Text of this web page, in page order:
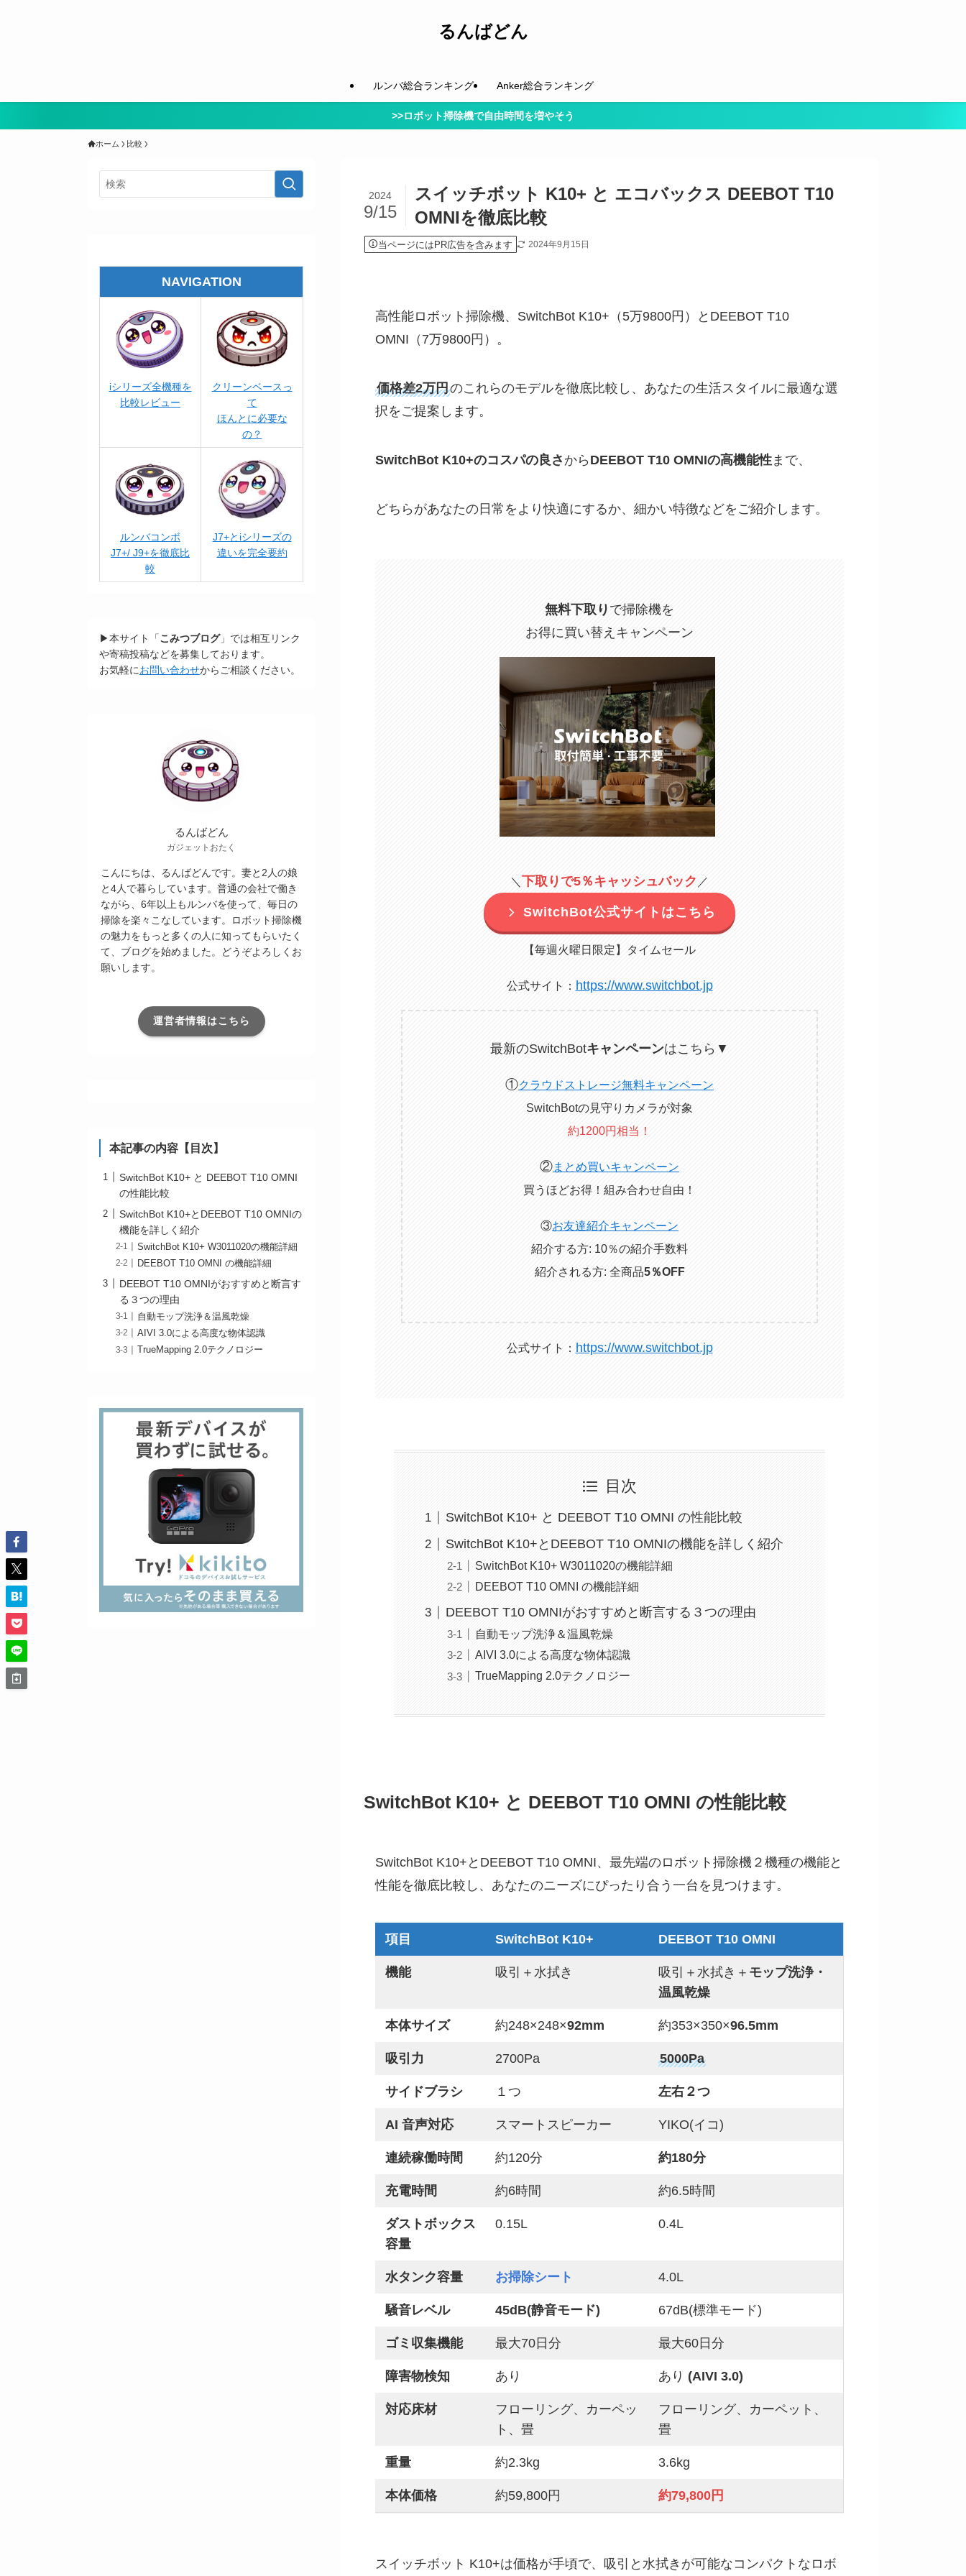
るんばどん
ルンバ総合ランキング Anker総合ランキング
>>ロボット掃除機で自由時間を増やそう
ホーム 比較
スイッチボット K10+ と エコバックス DEEBOT T10
OMNIを徹底比較
2024
9/15
当ページにはPR広告を含みます 2024年9月15日
高性能ロボット掃除機、SwitchBot K10+（5万9800円）とDEEBOT T10
OMNI（7万9800円）。
価格差2万円のこれらのモデルを徹底比較し、あなたの生活スタイルに最適な選
択をご提案します。
SwitchBot K10+のコスパの良さ から DEEBOT T10 OMNIの高機能性まで、
どちらがあなたの日常をより快適にするか、細かい特徴などをご紹介します。
無料下取り で掃除機を
お得に買い替えキャンペーン
＼ 下取りで5％キャッシュバック ／
SwitchBot公式サイトはこちら
【毎週火曜日限定】タイムセール
公式サイト： https://www.switchbot.jp
最新のSwitchBotキャンペーンはこちら▼
①クラウドストレージ無料キャンペーン
SwitchBotの見守りカメラが対象
約1200円相当！
②まとめ買いキャンペーン
買うほどお得！組み合わせ自由！
③お友達紹介キャンペーン
紹介する方: 10％の紹介手数料
紹介される方: 全商品5％OFF
公式サイト： https://www.switchbot.jp
目次
SwitchBot K10+ と DEEBOT T10 OMNI の性能比較
SwitchBot K10+とDEEBOT T10 OMNIの機能を詳しく紹介
SwitchBot K10+ W3011020の機能詳細
DEEBOT T10 OMNI の機能詳細
DEEBOT T10 OMNIがおすすめと断言する３つの理由
自動モップ洗浄＆温風乾燥
AIVI 3.0による高度な物体認識
TrueMapping 2.0テクノロジー
SwitchBot K10+ と DEEBOT T10 OMNI の性能比較
SwitchBot K10+とDEEBOT T10 OMNI、最先端のロボット掃除機２機種の機能と
性能を徹底比較し、あなたのニーズにぴったり合う一台を見つけます。
項目 SwitchBot K10+ DEEBOT T10 OMNI
機能 吸引＋水拭き 吸引＋水拭き＋ モップ洗浄・
温風乾燥
本体サイズ 約248×248×92mm 約353×350×96.5mm
吸引力 2700Pa 5000Pa
サイドブラシ １つ 左右２つ
AI 音声対応 スマートスピーカー YIKO(イコ)
連続稼働時間 約120分 約180分
充電時間 約6時間 約6.5時間
ダストボックス
容量
0.15L 0.4L
水タンク容量 お掃除シート 4.0L
騒音レベル 45dB(静音モード) 67dB(標準モード)
ゴミ収集機能 最大70日分 最大60日分
障害物検知 あり あり (AIVI 3.0)
対応床材
フローリング、カーペッ
ト、畳
フローリング、カーペット、
畳
重量 約2.3kg 3.6kg
本体価格 約59,800円 約79,800円
スイッチボット K10+は価格が手頃で、吸引と水拭きが可能なコンパクトなロボ
NAVIGATION
iシリーズ全機種を
比較レビュー
クリーンベースっ
て
ほんとに必要な
の？
ルンバコンボ
J7+/ J9+を徹底比
較
J7+とiシリーズの
違いを完全要約
▶本サイト「こみつブログ」では相互リンク
や寄稿投稿などを募集しております。
お気軽にお問い合わせからご相談ください。
るんばどん
ガジェットおたく
こんにちは、るんばどんです。妻と2人の娘
と4人で暮らしています。普通の会社で働き
ながら、6年以上もルンバを使って、毎日の
掃除を楽々こなしています。ロボット掃除機
の魅力をもっと多くの人に知ってもらいたく
て、ブログを始めました。どうぞよろしくお
願いします。
運営者情報はこちら
本記事の内容【目次】
SwitchBot K10+ と DEEBOT T10 OMNI
の性能比較
SwitchBot K10+とDEEBOT T10 OMNIの
機能を詳しく紹介
SwitchBot K10+ W3011020の機能詳細
DEEBOT T10 OMNI の機能詳細
DEEBOT T10 OMNIがおすすめと断言す
る３つの理由
自動モップ洗浄＆温風乾燥
AIVI 3.0による高度な物体認識
TrueMapping 2.0テクノロジー